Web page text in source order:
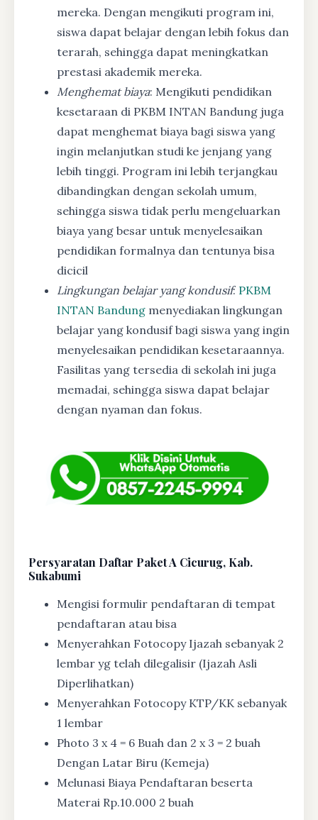
mereka. Dengan mengikuti program ini,
siswa dapat belajar dengan lebih fokus dan
terarah, sehingga dapat meningkatkan
prestasi akademik mereka.
Menghemat biaya: Mengikuti pendidikan
kesetaraan di PKBM INTAN Bandung juga
dapat menghemat biaya bagi siswa yang
ingin melanjutkan studi ke jenjang yang
lebih tinggi. Program ini lebih terjangkau
dibandingkan dengan sekolah umum,
sehingga siswa tidak perlu mengeluarkan
biaya yang besar untuk menyelesaikan
pendidikan formalnya dan tentunya bisa
dicicil
Lingkungan belajar yang kondusif: PKBM
INTAN Bandung menyediakan lingkungan
belajar yang kondusif bagi siswa yang ingin
menyelesaikan pendidikan kesetaraannya.
Fasilitas yang tersedia di sekolah ini juga
memadai, sehingga siswa dapat belajar
dengan nyaman dan fokus.
Persyaratan Daftar Paket A Cicurug, Kab.
Sukabumi
Mengisi formulir pendaftaran di tempat
pendaftaran atau bisa
Menyerahkan Fotocopy Ijazah sebanyak 2
lembar yg telah dilegalisir (Ijazah Asli
Diperlihatkan)
Menyerahkan Fotocopy KTP/KK sebanyak
1 lembar
Photo 3 x 4 = 6 Buah dan 2 x 3 = 2 buah
Dengan Latar Biru (Kemeja)
Melunasi Biaya Pendaftaran beserta
Materai Rp.10.000 2 buah